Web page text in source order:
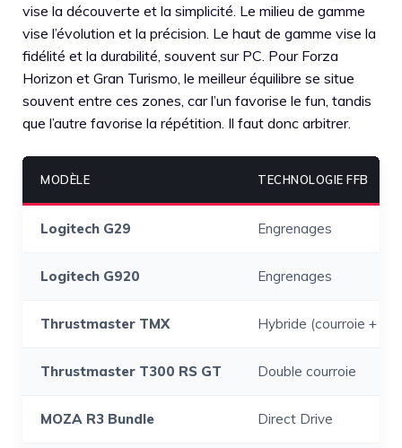
vise la découverte et la simplicité. Le milieu de gamme
vise l’évolution et la précision. Le haut de gamme vise la
fidélité et la durabilité, souvent sur PC. Pour Forza
Horizon et Gran Turismo, le meilleur équilibre se situe
souvent entre ces zones, car l’un favorise le fun, tandis
que l’autre favorise la répétition. Il faut donc arbitrer.
MODÈLE TECHNOLOGIE FFB
Logitech G29 Engrenages
Logitech G920 Engrenages
Thrustmaster TMX Hybride (courroie +
Thrustmaster T300 RS GT Double courroie
MOZA R3 Bundle Direct Drive